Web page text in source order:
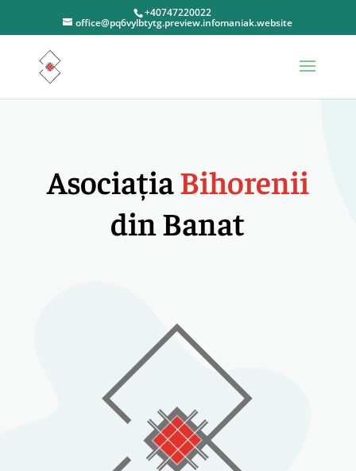
+40747220022
office@pq6vylbtytg.preview.infomaniak.website
AsociațiaBihorenii
din Banat